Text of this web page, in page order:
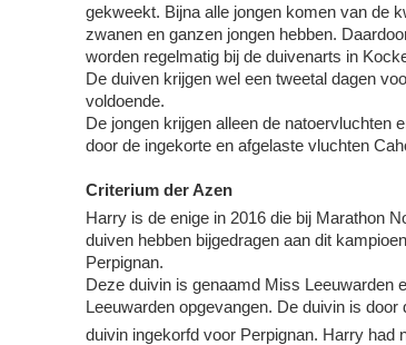
gekweekt. Bijna alle jongen komen van de
zwanen en ganzen jongen hebben.
worden regelmatig bij de duivenarts in
De duiven krijgen wel een tweetal dagen
voldoende.
De jongen krijgen alleen de natoervluchten
door de ingekorte en afgelaste vluchten
Criterium der Azen
Harry is de enige in 2016 die bij Marathon
duiven hebben bijgedragen aan dit
Perpignan.
Deze duivin is genaamd Miss Leeuwarden
Leeuwarden opgevangen. De duivin is
duivin ingekorfd voor Perpignan. Harry had